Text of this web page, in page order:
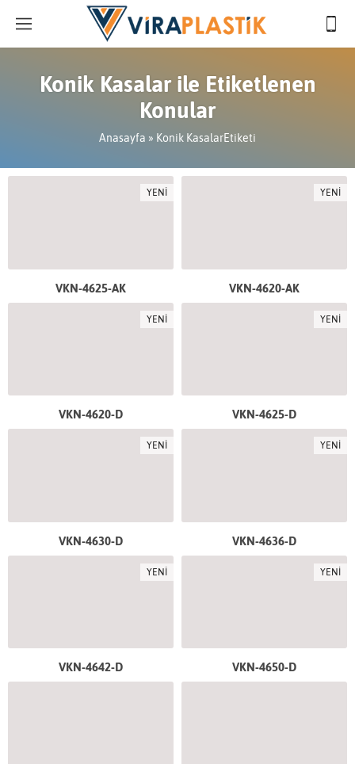
Konik Kasalar ile Etiketlenen
Konular
Anasayfa » Konik KasalarEtiketi
YENİ
VKN-4625-AK
YENİ
VKN-4620-AK
YENİ
VKN-4620-D
YENİ
VKN-4625-D
YENİ
VKN-4630-D
YENİ
VKN-4636-D
YENİ
VKN-4642-D
YENİ
VKN-4650-D